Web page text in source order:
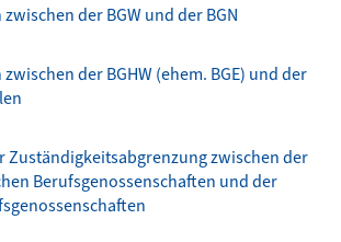
der BGW und der BGN
der BGHW (ehem. BGE) und der
Zuständigkeitsabgrenzung zwischen der
Berufsgenossenschaften und der